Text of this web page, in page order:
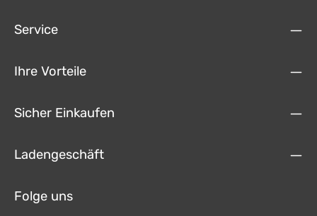
Service
Ihre Vorteile
Sicher Einkaufen
Ladengeschäft
Folge uns